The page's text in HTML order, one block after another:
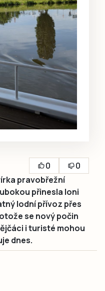
0
0
pravobřežní
přinesla loni
lodní přívoz přes
se nový počin
i turisté mohou
dnes.